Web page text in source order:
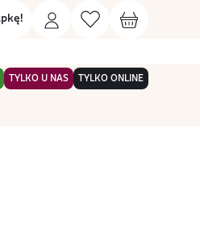
TYLKO U NAS TYLKO ONLINE